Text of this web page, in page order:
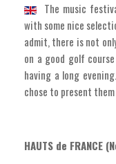
The music
with some nice
admit, there is not
on a good golf
having a long
chose to present
HAUTS de FRANCE